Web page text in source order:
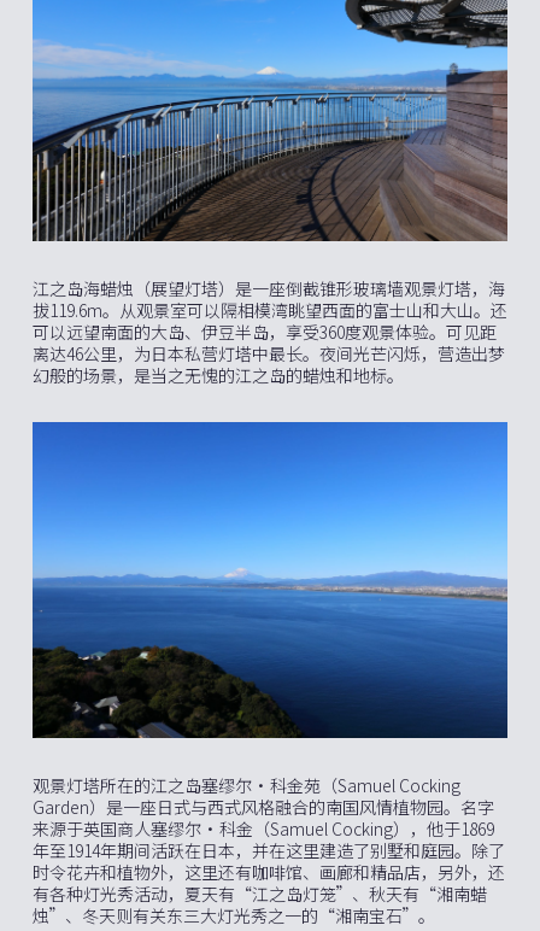
江之岛海蜡烛（展望灯塔）是一座倒截锥形玻璃墙观景灯塔，海
拔119.6m。从观景室可以隔相模湾眺望西面的富士山和大山。还
可以远望南面的大岛、伊豆半岛，享受360度观景体验。可见距
离达46公里，为日本私营灯塔中最长。夜间光芒闪烁，营造出梦
幻般的场景，是当之无愧的江之岛的蜡烛和地标。
观景灯塔所在的江之岛塞缪尔•科金苑（Samuel Cocking
Garden）是一座日式与西式风格融合的南国风情植物园。名字
来源于英国商人塞缪尔·科金（Samuel Cocking），他于1869
年至1914年期间活跃在日本，并在这里建造了别墅和庭园。除了
时令花卉和植物外，这里还有咖啡馆、画廊和精品店，另外，还
有各种灯光秀活动，夏天有“江之岛灯笼”、秋天有“湘南蜡
烛”、冬天则有关东三大灯光秀之一的“湘南宝石”。